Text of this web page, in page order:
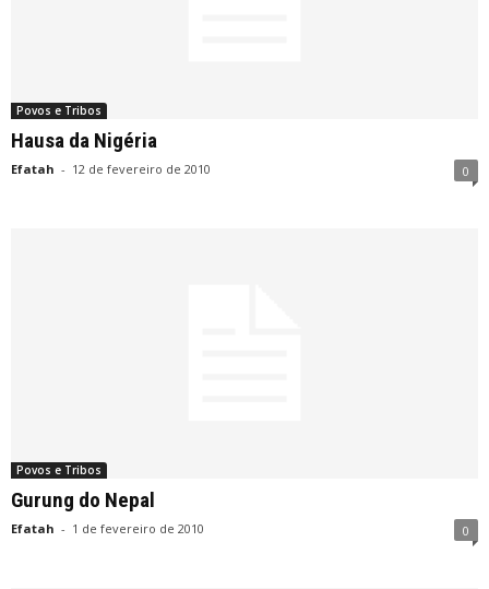
Povos e Tribos
Hausa da Nigéria
Efatah - 12 de fevereiro de 2010 0
Povos e Tribos
Gurung do Nepal
Efatah - 1 de fevereiro de 2010 0